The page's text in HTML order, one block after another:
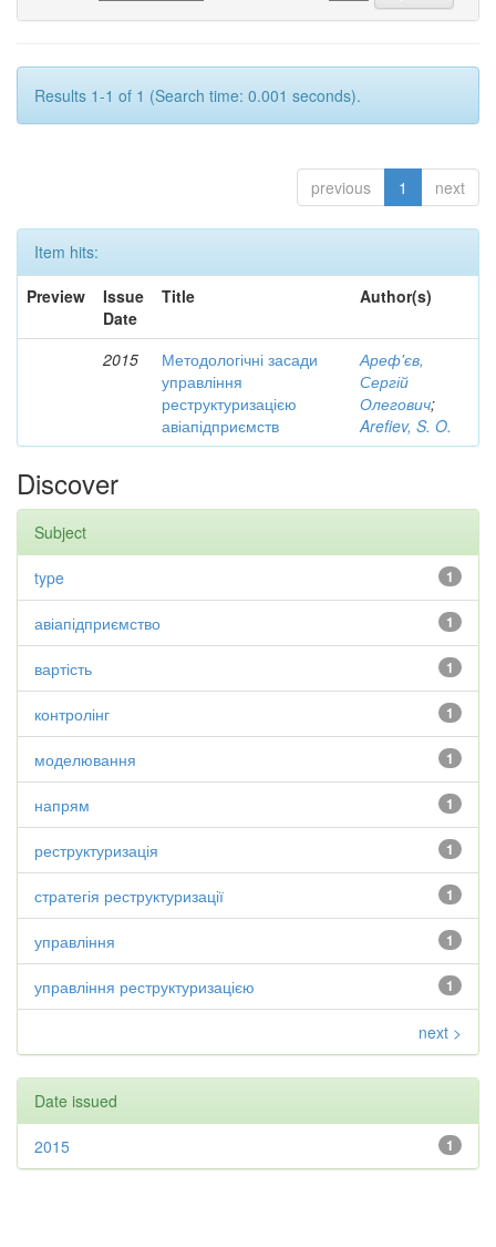
Results 1-1 of 1 (Search time: 0.001 seconds).
previous 1 next
Item hits:
Preview
Issue
Date
Title Author(s)
2015
Методологічні засади
управління
реструктуризацією
авіапідприємств
Ареф'єв,
Сергій
Олегович;
Arefiev, S. O.
Discover
Subject
1
type
1
авіапідприємство
1
вартість
1
контролінг
1
моделювання
1
напрям
1
реструктуризація
1
стратегія реструктуризації
1
управління
1
управління реструктуризацією
next >
Date issued
1
2015